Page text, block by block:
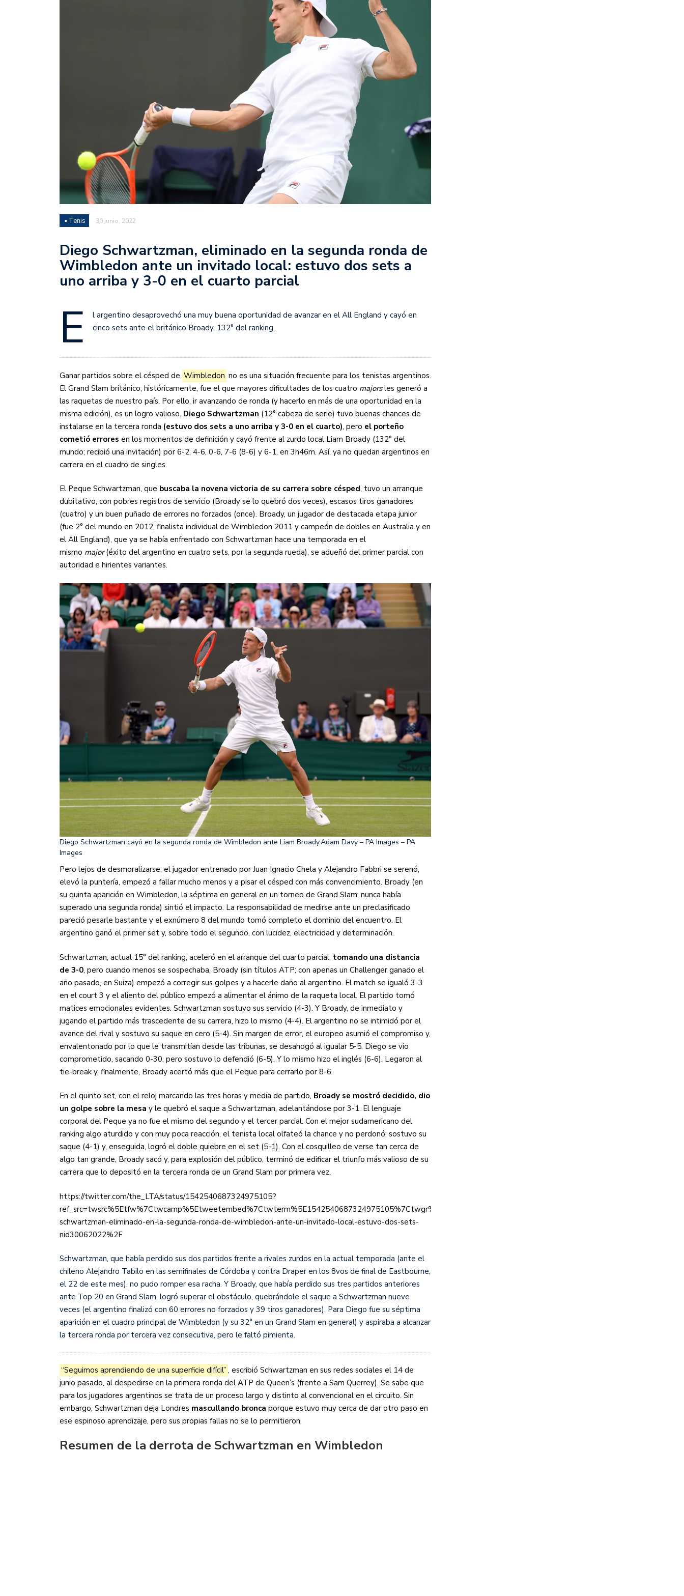
Nicolás Otamendi regresa al fútbol argentino después de 16 años: del orgullo
Boca ganó con lo justo ante O’Higgins gracias a la jerarquía de Paredes: una
diferencia y un juego que no dan paz para ir a Rancagua
El Nacional de Clubes A llega a Córdoba con el histórico regreso de Diego
Simonet
Lista de la selección femenina de Argentina para la Copa Mundial de Hockey FIH
Lista de la selección masculina de Argentina para la Copa Mundial de Hockey
FIH 2026
Empieza el Clausura: las diez cosas que tenés que saber
▪ Tenis 30 junio, 2022
Diego Schwartzman, eliminado en la segunda ronda de
Wimbledon ante un invitado local: estuvo dos sets a
uno arriba y 3-0 en el cuarto parcial
E
l argentino desaprovechó una muy buena oportunidad de avanzar en el All England y cayó en
cinco sets ante el británico Broady, 132° del ranking.
Ganar partidos sobre el césped de Wimbledon no es una situación frecuente para los tenistas argentinos.
El Grand Slam británico, históricamente, fue el que mayores dificultades de los cuatro majorsles generó a
las raquetas de nuestro país. Por ello, ir avanzando de ronda (y hacerlo en más de una oportunidad en la
misma edición), es un logro valioso. Diego Schwartzman (12° cabeza de serie) tuvo buenas chances de
instalarse en la tercera ronda (estuvo dos sets a uno arriba y 3-0 en el cuarto), pero el porteño
cometió errores en los momentos de definición y cayó frente al zurdo local Liam Broady (132° del
mundo; recibió una invitación) por 6-2, 4-6, 0-6, 7-6 (8-6) y 6-1, en 3h46m. Así, ya no quedan argentinos en
carrera en el cuadro de singles.
El Peque Schwartzman, que buscaba la novena victoria de su carrera sobre césped, tuvo un arranque
dubitativo, con pobres registros de servicio (Broady se lo quebró dos veces), escasos tiros ganadores
(cuatro) y un buen puñado de errores no forzados (once). Broady, un jugador de destacada etapa junior
(fue 2° del mundo en 2012, finalista individual de Wimbledon 2011 y campeón de dobles en Australia y en
el All England), que ya se había enfrentado con Schwartzman hace una temporada en el
mismo major(éxito del argentino en cuatro sets, por la segunda rueda), se adueñó del primer parcial con
autoridad e hirientes variantes.
Diego Schwartzman cayó en la segunda ronda de Wimbledon ante Liam Broady.Adam Davy – PA Images – PA
Images
Pero lejos de desmoralizarse, el jugador entrenado por Juan Ignacio Chela y Alejandro Fabbri se serenó,
elevó la puntería, empezó a fallar mucho menos y a pisar el césped con más convencimiento. Broady (en
su quinta aparición en Wimbledon, la séptima en general en un torneo de Grand Slam; nunca había
superado una segunda ronda) sintió el impacto. La responsabilidad de medirse ante un preclasificado
pareció pesarle bastante y el exnúmero 8 del mundo tomó completo el dominio del encuentro. El
argentino ganó el primer set y, sobre todo el segundo, con lucidez, electricidad y determinación.
Schwartzman, actual 15° del ranking, aceleró en el arranque del cuarto parcial, tomando una distancia
de 3-0, pero cuando menos se sospechaba, Broady (sin títulos ATP; con apenas un Challenger ganado el
año pasado, en Suiza) empezó a corregir sus golpes y a hacerle daño al argentino. El match se igualó 3-3
en el court 3 y el aliento del público empezó a alimentar el ánimo de la raqueta local. El partido tomó
matices emocionales evidentes. Schwartzman sostuvo sus servicio (4-3). Y Broady, de inmediato y
jugando el partido más trascedente de su carrera, hizo lo mismo (4-4). El argentino no se intimidó por el
avance del rival y sostuvo su saque en cero (5-4). Sin margen de error, el europeo asumió el compromiso y,
envalentonado por lo que le transmitían desde las tribunas, se desahogó al igualar 5-5. Diego se vio
comprometido, sacando 0-30, pero sostuvo lo defendió (6-5). Y lo mismo hizo el inglés (6-6). Legaron al
tie-break y, finalmente, Broady acertó más que el Peque para cerrarlo por 8-6.
En el quinto set, con el reloj marcando las tres horas y media de partido, Broady se mostró decidido, dio
un golpe sobre la mesa y le quebró el saque a Schwartzman, adelantándose por 3-1. El lenguaje
corporal del Peque ya no fue el mismo del segundo y el tercer parcial. Con el mejor sudamericano del
ranking algo aturdido y con muy poca reacción, el tenista local olfateó la chance y no perdonó: sostuvo su
saque (4-1) y, enseguida, logró el doble quiebre en el set (5-1). Con el cosquilleo de verse tan cerca de
algo tan grande, Broady sacó y, para explosión del público, terminó de edificar el triunfo más valioso de su
carrera que lo depositó en la tercera ronda de un Grand Slam por primera vez.
https://twitter.com/the_LTA/status/1542540687324975105?
schwartzman-eliminado-en-la-segunda-ronda-de-wimbledon-ante-un-invitado-local-estuvo-dos-sets-
nid30062022%2F
Schwartzman, que había perdido sus dos partidos frente a rivales zurdos en la actual temporada (ante el
chileno Alejandro Tabilo en las semifinales de Córdoba y contra Draper en los 8vos de final de Eastbourne,
el 22 de este mes), no pudo romper esa racha. Y Broady, que había perdido sus tres partidos anteriores
ante Top 20 en Grand Slam, logró superar el obstáculo, quebrándole el saque a Schwartzman nueve
veces (el argentino finalizó con 60 errores no forzados y 39 tiros ganadores). Para Diego fue su séptima
aparición en el cuadro principal de Wimbledon (y su 32° en un Grand Slam en general) y aspiraba a alcanzar
la tercera ronda por tercera vez consecutiva, pero le faltó pimienta.
“Seguimos aprendiendo de una superficie difícil” , escribió Schwartzman en sus redes sociales el 14 de
junio pasado, al despedirse en la primera ronda del ATP de Queen’s (frente a Sam Querrey). Se sabe que
para los jugadores argentinos se trata de un proceso largo y distinto al convencional en el circuito. Sin
embargo, Schwartzman deja Londres mascullando bronca porque estuvo muy cerca de dar otro paso en
ese espinoso aprendizaje, pero sus propias fallas no se lo permitieron.
Resumen de la derrota de Schwartzman en Wimbledon